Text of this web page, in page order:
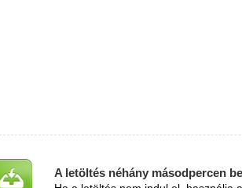
A letöltés néhány másodpercen